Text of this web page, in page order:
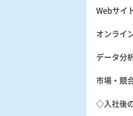
Webサイ
オンライ
データ分
市場・競
◇入社後